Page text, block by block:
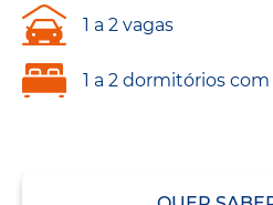
1 a 2 vagas
1 a 2 dormitórios